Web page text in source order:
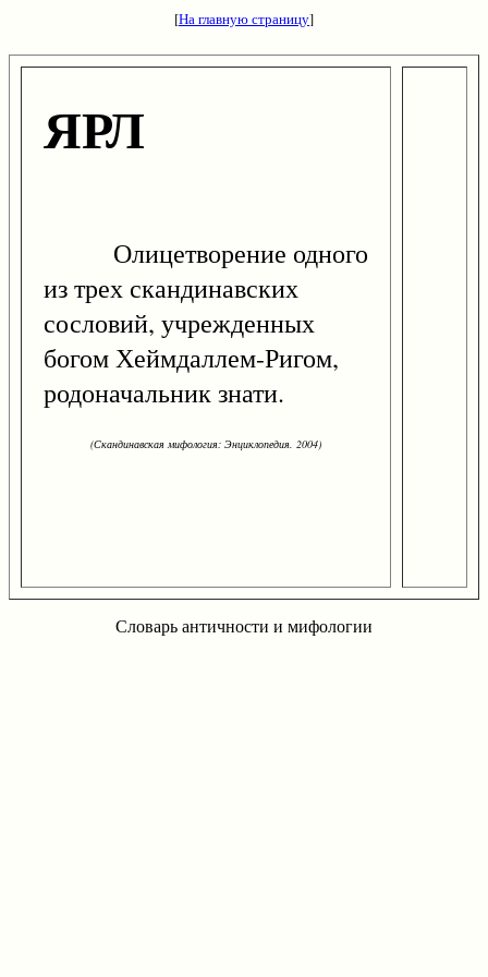
[На главную страницу]
ЯРЛ
Олицетворение одного
из трех скандинавских
сословий, учрежденных
богом Хеймдаллем-Ригом,
родоначальник знати.
(Скандинавская мифология: Энциклопедия. 2004)
Словарь античности и мифологии